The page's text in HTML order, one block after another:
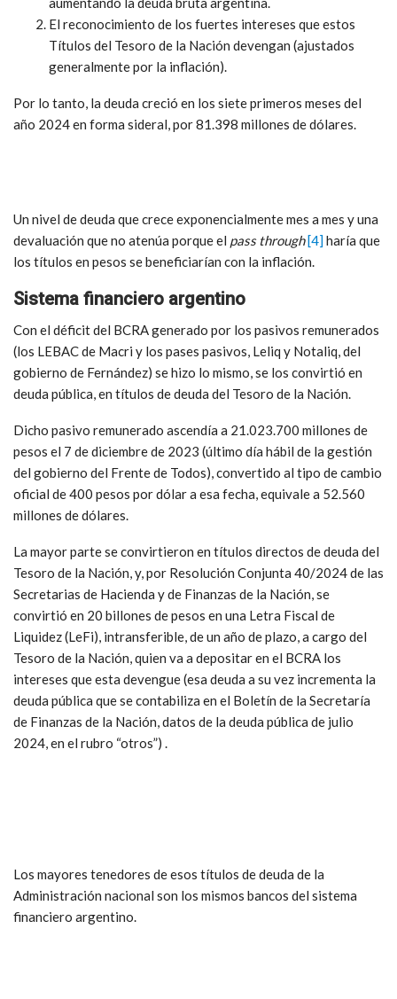
El reconocimiento de los fuertes intereses que estos
Títulos del Tesoro de la Nación devengan (ajustados
generalmente por la inflación).
Por lo tanto, la deuda creció en los siete primeros meses del
año 2024 en forma sideral, por 81.398 millones de dólares.
Un nivel de deuda que crece exponencialmente mes a mes y una
devaluación que no atenúa porque el pass through[4]haría que
los títulos en pesos se beneficiarían con la inflación.
Sistema financiero argentino
Con el déficit del BCRA generado por los pasivos remunerados
(los LEBAC de Macri y los pases pasivos, Leliq y Notaliq, del
gobierno de Fernández) se hizo lo mismo, se los convirtió en
deuda pública, en títulos de deuda del Tesoro de la Nación.
Dicho pasivo remunerado ascendía a 21.023.700 millones de
pesos el 7 de diciembre de 2023 (último día hábil de la gestión
del gobierno del Frente de Todos), convertido al tipo de cambio
oficial de 400 pesos por dólar a esa fecha, equivale a 52.560
millones de dólares.
La mayor parte se convirtieron en títulos directos de deuda del
Tesoro de la Nación, y, por Resolución Conjunta 40/2024 de las
Secretarias de Hacienda y de Finanzas de la Nación, se
convirtió en 20 billones de pesos en una Letra Fiscal de
Liquidez (LeFi), intransferible, de un año de plazo, a cargo del
Tesoro de la Nación, quien va a depositar en el BCRA los
intereses que esta devengue (esa deuda a su vez incrementa la
deuda pública que se contabiliza en el Boletín de la Secretaría
de Finanzas de la Nación, datos de la deuda pública de julio
2024, en el rubro “otros”) .
Los mayores tenedores de esos títulos de deuda de la
Administración nacional son los mismos bancos del sistema
financiero argentino.